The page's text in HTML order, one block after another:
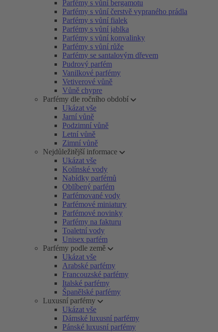
Parfémy s vůní bergamotu
Parfémy s vůní čerstvě vypraného prádla
Parfémy s vůní fialek
Parfémy s vůní jablka
Parfémy s vůní konvalinky
Parfémy s vůní růže
Parfémy se santalovým dřevem
Pudrový parfém
Vanilkové parfémy
Vetiverové vůně
Vůně chypre
Parfémy dle ročního období
Ukázat vše
Jarní vůně
Podzimní vůně
Letní vůně
Zimní vůně
Nejdůležitější informace
Ukázat vše
Kolínské vody
Nabídky parfémů
Oblíbený parfém
Parfémované vody
Parfémové miniatury
Parfémové novinky
Parfémy na fakturu
Toaletní vody
Unisex parfém
Parfémy podle země
Ukázat vše
Arabské parfémy
Francouzské parfémy
Italské parfémy
Španělské parfémy
Luxusní parfémy
Ukázat vše
Dámské luxusní parfémy
Pánské luxusní parfémy